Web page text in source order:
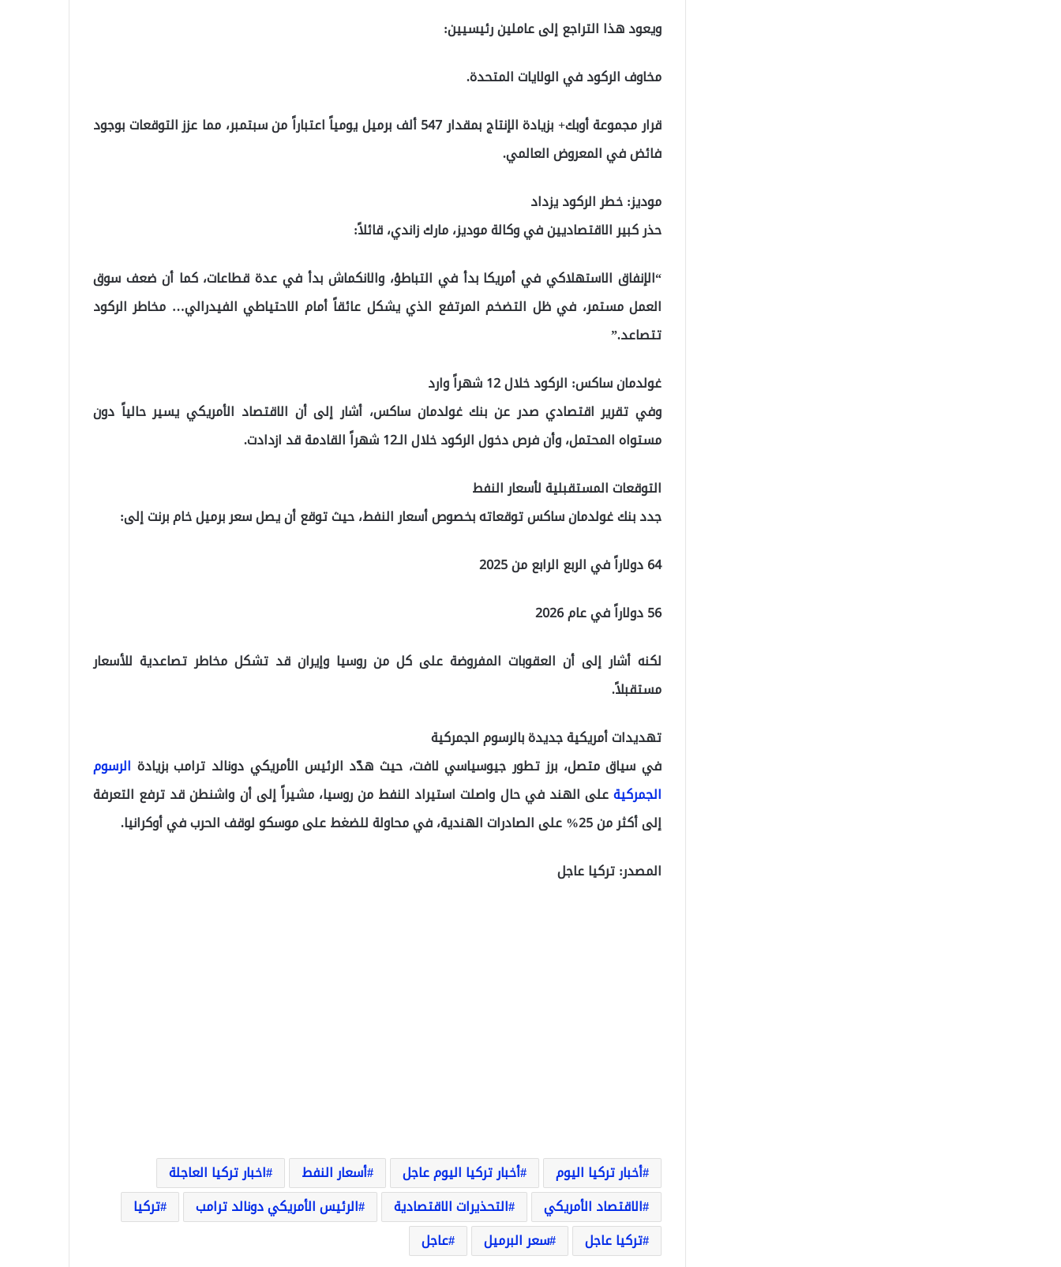
ويعود هذا التراجع إلى عاملين رئيسيين:
مخاوف الركود في الولايات المتحدة.
قرارمجموعة أوبك+ بزيادة الإنتاج بمقدار 547 ألف برميل يومياً اعتباراً من سبتمبر،
مما عزز التوقعات بوجود
فائض في المعروض العالمي.
موديز: خطر الركود يزداد
حذر كبير الاقتصاديين في وكالة موديز، مارك زاندي، قائلاً:
“الإنفاق الاستهلاكي في أمريكا بدأ في التباطؤ، والانكماش بدأ في عدة قطاعات، كما أن ضعف سوق
العمل مستمر، في ظل التضخم المرتفع الذي يشكل عائقاً أمام الاحتياطي الفيدرالي… مخاطر الركود
تتصاعد.”
غولدمان ساكس: الركود خلال 12 شهراً وارد
وفي تقرير اقتصادي صدر عن بنك غولدمان ساكس، أشار إلى أن الاقتصاد الأمريكي يسير حالياً دون
مستواه المحتمل، وأن فرص دخول الركود خلال الـ12 شهراً القادمة قد ازدادت.
التوقعات المستقبلية لأسعار النفط
جدد بنك غولدمان ساكس توقعاته بخصوص أسعار النفط، حيث توقع أن يصل سعر برميل خام برنت إلى:
64 دولاراً في الربع الرابع من 2025
56 دولاراً في عام 2026
لكنه أشار إلى أن العقوبات المفروضة على كل من روسيا وإيران قد تشكل مخاطر تصاعدية للأسعار
مستقبلاً.
تهديدات أمريكية جديدة بالرسوم الجمركية
في سياق متصل، برز تطور جيوسياسي لافت، حيث هدّد الرئيس الأمريكي دونالد ترامب بزيادة الرسوم
الجمركيةعلى الهند في حال واصلت استيراد النفط من روسيا، مشيراً إلى أن واشنطن قد ترفع التعرفة
إلى أكثر من 25% على الصادرات الهندية، في محاولة للضغط على موسكو لوقف الحرب في أوكرانيا.
المصدر: تركيا عاجل
أخبار تركيا اليوم أخبار تركيا اليوم عاجل أسعار النفط
اخبار تركيا العاجلة
الاقتصاد الأمريكي
التحذيرات الاقتصادية الرئيس الأمريكي دونالد ترامب
تركيا
تركيا عاجل
سعر البرميل عاجل